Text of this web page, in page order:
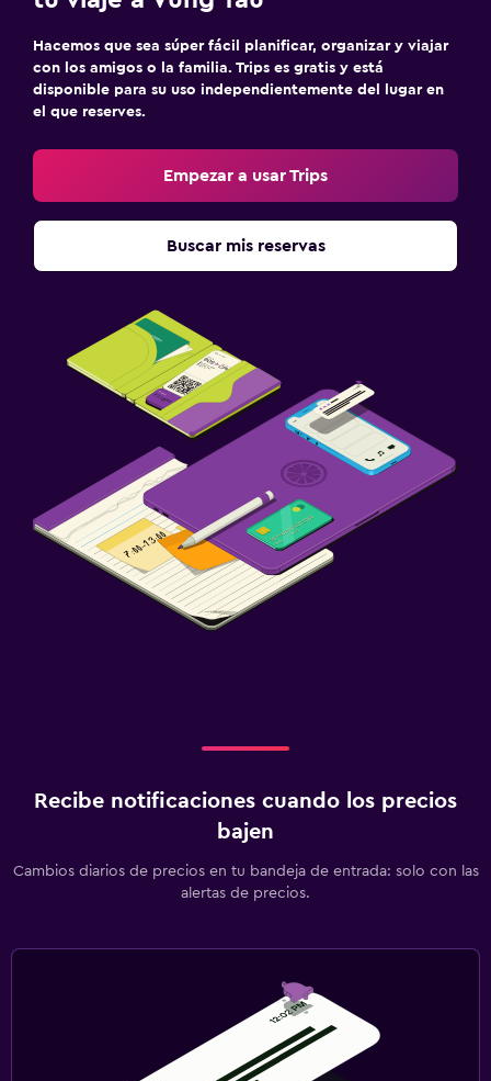
Hacemos que sea súper fácil planificar, organizar y viajar
con los amigos o la familia. Trips es gratis y está
disponible para su uso independientemente del lugar en
el que reserves.
Empezar a usar Trips
Buscar mis reservas
Recibe notificaciones cuando los precios
bajen
Cambios diarios de precios en tu bandeja de entrada: solo con las
alertas de precios.